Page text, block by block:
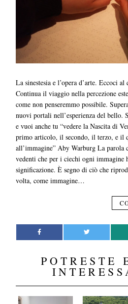
La sinestesia e l’opera d’arte. Eccoci
Continua il viaggio nella percezione
come non penseremmo possibile.
nuovi portali nell’esperienza del bello.
e vuoi anche tu “vedere la Nascita di
primo articolo, il secondo, il terzo, e il
all’immagine” Aby Warburg La parola
vedenti che per i ciechi ogni
significazione. È segno di ciò che
volta, come immagine…
POTRESTE